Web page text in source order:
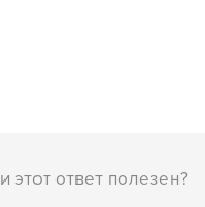
этот ответ полезен?